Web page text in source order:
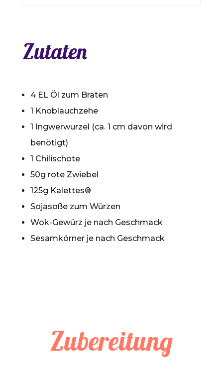
Zutaten
4 EL Öl zum Braten
1 Knoblauchzehe
1 Ingwerwurzel (ca. 1 cm davon wird
benötigt)
1 Chilischote
50g rote Zwiebel
125g Kalettes®
Sojasoße zum Würzen
Wok-Gewürz je nach Geschmack
Sesamkörner je nach Geschmack
Zubereitung